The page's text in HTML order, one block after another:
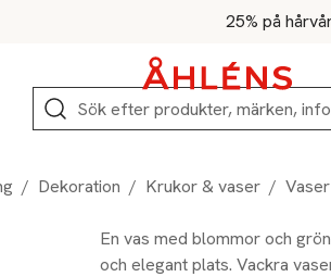
25% på
Sök
/ Dekoration / Krukor & vaser / Vaser
En vas med blommor och
och elegant plats. Vackra